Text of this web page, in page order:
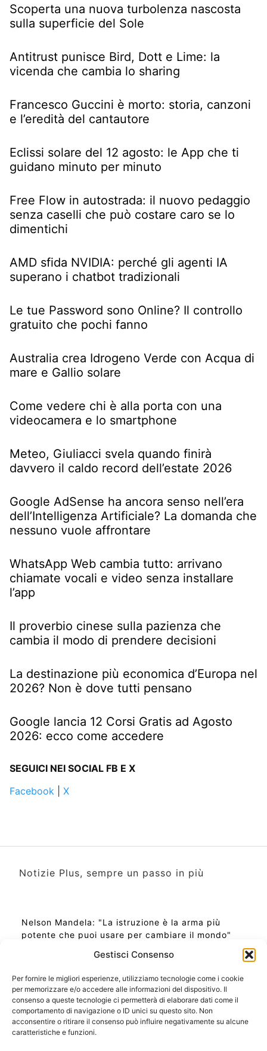
Gestisci Consenso
Per fornire le migliori esperienze, utilizziamo tecnologie come i cookie
per memorizzare e/o accedere alle informazioni del dispositivo. Il
consenso a queste tecnologie ci permetterà di elaborare dati come il
comportamento di navigazione o ID unici su questo sito. Non
acconsentire o ritirare il consenso può influire negativamente su alcune
caratteristiche e funzioni.
Scoperta una nuova turbolenza nascosta
sulla superficie del Sole
Antitrust punisce Bird, Dott e Lime: la
vicenda che cambia lo sharing
Francesco Guccini è morto: storia, canzoni
e l’eredità del cantautore
Eclissi solare del 12 agosto: le App che ti
guidano minuto per minuto
Free Flow in autostrada: il nuovo pedaggio
senza caselli che può costare caro se lo
dimentichi
AMD sfida NVIDIA: perché gli agenti IA
superano i chatbot tradizionali
Le tue Password sono Online? Il controllo
gratuito che pochi fanno
Australia crea Idrogeno Verde con Acqua di
mare e Gallio solare
Come vedere chi è alla porta con una
videocamera e lo smartphone
Meteo, Giuliacci svela quando finirà
davvero il caldo record dell’estate 2026
Google AdSense ha ancora senso nell’era
dell’Intelligenza Artificiale? La domanda che
nessuno vuole affrontare
WhatsApp Web cambia tutto: arrivano
chiamate vocali e video senza installare
l’app
Il proverbio cinese sulla pazienza che
cambia il modo di prendere decisioni
La destinazione più economica d’Europa nel
2026? Non è dove tutti pensano
Google lancia 12 Corsi Gratis ad Agosto
2026: ecco come accedere
SEGUICI NEI SOCIAL FB E X
Facebook
X
Notizie Plus, sempre un passo in più
Nelson Mandela: "La istruzione è la arma più
potente che puoi usare per cambiare il mondo"
Ora Esatta in Italia in questo momento
Ti Senti Strano Ultimamente? Potrebbe Essere per
la Risonanza di Schumann
Come Sapere Se Stai Ascendendo alla Quinta